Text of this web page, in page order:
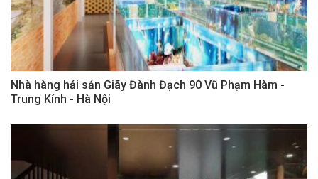
Nhà hàng hải sản Giãy Đành Đạch 90 Vũ Phạm Hàm -
Trung Kính - Hà Nội